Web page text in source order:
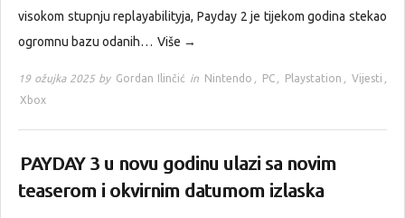
visokom stupnju replayabilityja, Payday 2 je tijekom godina stekao
ogromnu bazu odanih… Više →
19 ožujka 2025 by Gordan Ilinčić in Nintendo , PC , Playstation , Vijesti ,
Xbox
PAYDAY 3 u novu godinu ulazi sa novim
teaserom i okvirnim datumom izlaska